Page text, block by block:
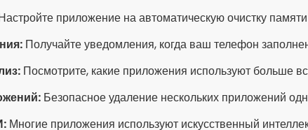
Остерегайтесь приложений, которые
альтернативы